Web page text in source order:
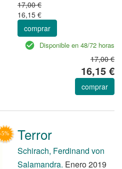
17,00 €
16,15 €
comprar
Disponible en 48/72 horas
17,00 €
16,15 €
comprar
Terror
Schirach, Ferdinand von
Salamandra. Enero 2019